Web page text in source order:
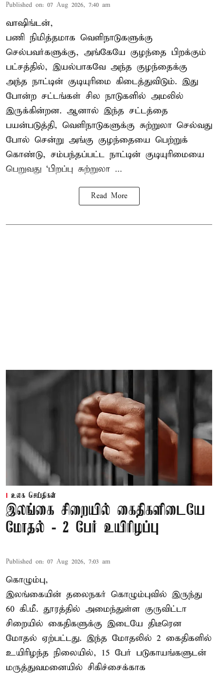
Published on: 07 Aug 2026, 7:40 am
வாஷிங்டன்,
பணி நிமித்தமாக வெளிநாடுகளுக்கு
செல்பவர்களுக்கு, அங்கேயே குழந்தை பிறக்கும்
பட்சத்தில், இயல்பாகவே அந்த குழந்தைக்கு
அந்த நாட்டின் குடியுரிமை கிடைத்துவிடும். இது
போன்ற சட்டங்கள் சில நாடுகளில் அமலில்
இருக்கின்றன. ஆனால் இந்த சட்டத்தை
பயன்படுத்தி, வெளிநாடுகளுக்கு சுற்றுலா செல்வது
போல் சென்று அங்கு குழந்தையை பெற்றுக்
கொண்டு, சம்பந்தப்பட்ட நாட்டின் குடியுரிமையை
பெறுவது ‘பிறப்பு சுற்றுலா ...
Read More
உலக செய்திகள்
இலங்கை சிறையில் கைதிகளிடையே
மோதல் - 2 பேர் உயிரிழப்பு
Published on: 07 Aug 2026, 7:03 am
கொழும்பு,
இலங்கையின் தலைநகர் கொழும்புவில் இருந்து
60 கி.மீ. தூரத்தில் அமைந்துள்ள குருவிட்டா
சிறையில் கைதிகளுக்கு இடையே திடீரென
மோதல் ஏற்பட்டது. இந்த மோதலில் 2 கைதிகளில்
உயிரிழந்த நிலையில், 15 பேர் படுகாயங்களுடன்
மருத்துவமனையில் சிகிச்சைக்காக